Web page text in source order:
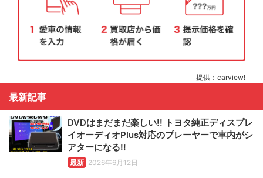
提供：carview!
最新記事
DVDはまだまだ楽しい!! トヨタ純正ディスプレ
イオーディオPlus対応のプレーヤーで車内がシ
アターになる!!
最新 2026年6月12日